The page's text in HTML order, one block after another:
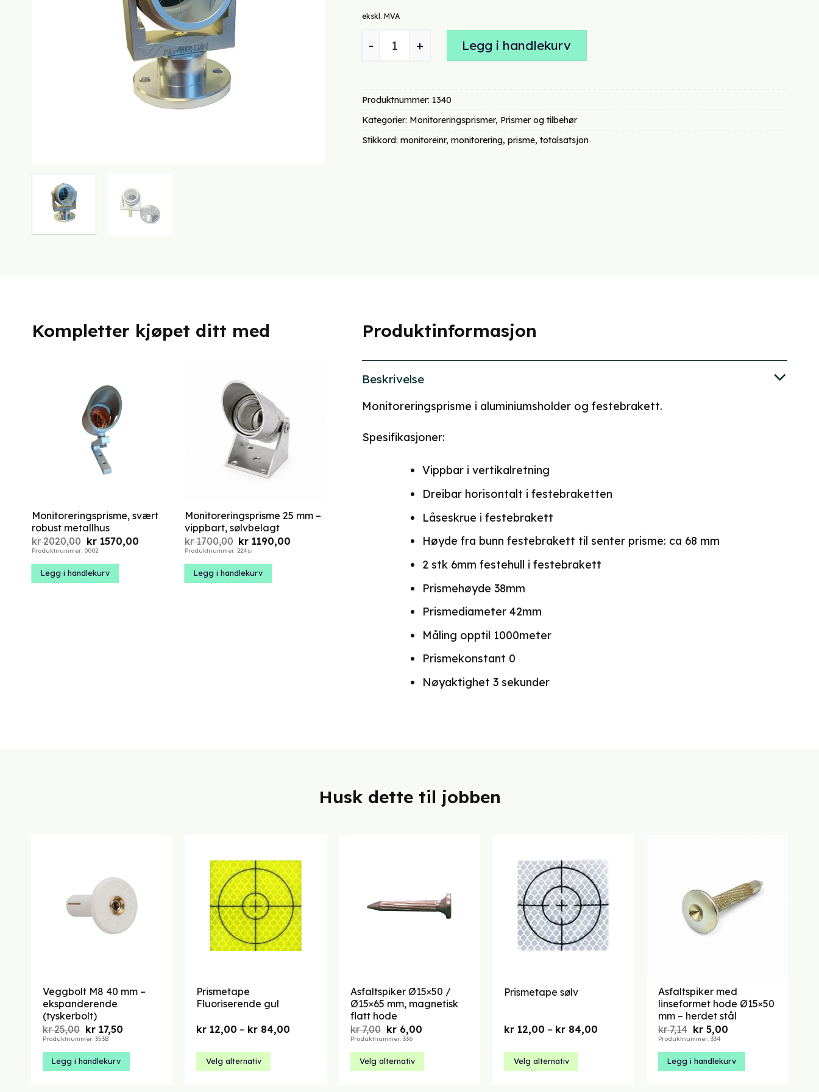
kr 1890,00.kr 1495,00.
ekskl. MVA
Monitoreringsprisme AL 402 roterbar horisontalt og vertikalt antall
Legg i handlekurv
Produktnummer: 1340
Kategorier: Monitoreringsprismer, Prismer og tilbehør
Stikkord: monitoreinr, monitorering, prisme, totalsatsjon
Kompletter kjøpet ditt med
Monitoreringsprisme, svært
robust metallhus
kr2020,00 Opprinnelig
pris
kr 2020,00.
kr1570,00Nåværende
kr 1570,00.
Produktnummer: 0002
Legg i handlekurv
Monitoreringsprisme 25 mm –
vippbart, sølvbelagt
kr1700,00 Opprinnelig
pris
kr 1700,00.
kr 1190,00
Produktnummer: 224si
Legg i handlekurv
Produktinformasjon
Beskrivelse
Monitoreringsprisme i aluminiumsholder og festebrakett.
Spesifikasjoner:
Vippbar i vertikalretning
Dreibar horisontalt i festebraketten
Låseskrue i festebrakett
Høyde fra bunn festebrakett til senter prisme: ca 68 mm
2 stk 6mm festehull i festebrakett
Prismehøyde 38mm
Prismediameter 42mm
Måling opptil 1000meter
Prismekonstant 0
Nøyaktighet 3 sekunder
Husk dette til jobben
Veggbolt M8 40 mm –
ekspanderende
(tyskerbolt)
kr25,00 Opprinnelig
pris
kr 25,00.
kr17,50Nåværende
kr 17,50.
Produktnummer: 353B
Legg i handlekurv
Prismetape
Fluoriserende gul
kr 12,00 – kr 84,00
Velg alternativ
Asfaltspiker Ø15×50 /
Ø15×65 mm, magnetisk
flatt hode
kr7,00 Opprinnelig
pris
kr 7,00.
kr6,00Nåværende
kr 6,00.
Produktnummer: 336
Velg alternativ
Prismetape sølv
kr 12,00 – kr 84,00
Velg alternativ
Asfaltspiker med
linseformet hode Ø15×50
mm – herdet stål
kr7,14 Opprinnelig
pris
kr 7,14.
kr5,00Nåværende
kr 5,00.
Produktnummer: 334
Legg i handlekurv